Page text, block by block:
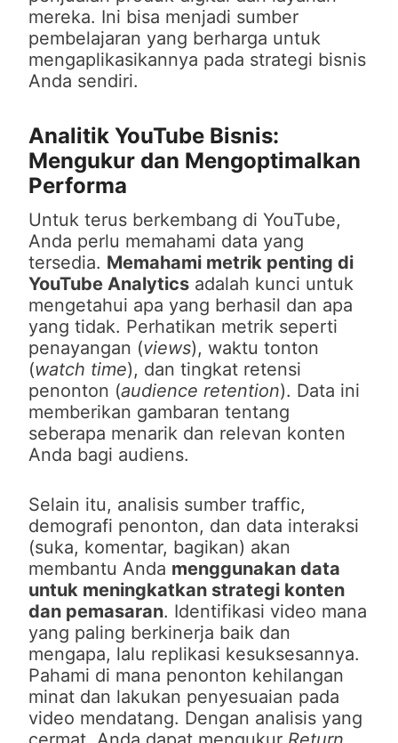
mereka. Ini bisa menjadi sumber
pembelajaran yang berharga untuk
mengaplikasikannya pada strategi bisnis
Anda sendiri.
Analitik YouTube Bisnis:
Mengukur dan Mengoptimalkan
Performa
Untuk terus berkembang di YouTube,
Anda perlu memahami data yang
tersedia. Memahami metrik penting di
YouTube Analytics adalah kunci untuk
mengetahui apa yang berhasil dan apa
yang tidak. Perhatikan metrik seperti
penayangan (views), waktu tonton
(watch time), dan tingkat retensi
penonton (audience retention). Data ini
memberikan gambaran tentang
seberapa menarik dan relevan konten
Anda bagi audiens.
Selain itu, analisis sumber traffic,
demografi penonton, dan data interaksi
(suka, komentar, bagikan) akan
membantu Anda menggunakan data
untuk meningkatkan strategi konten
dan pemasaran. Identifikasi video mana
yang paling berkinerja baik dan
mengapa, lalu replikasi kesuksesannya.
Pahami di mana penonton kehilangan
minat dan lakukan penyesuaian pada
video mendatang. Dengan analisis yang